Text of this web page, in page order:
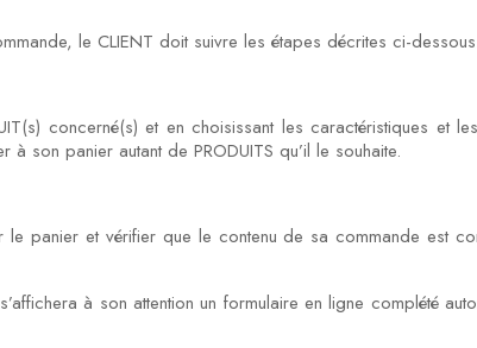
le CLIENT doit suivre les étapes décrites ci-
concerné(s) et en choisissant les caractéristiques et
son panier autant de PRODUITS qu’il le souhaite.
panier et vérifier que le contenu de sa commande est
à son attention un formulaire en ligne complété